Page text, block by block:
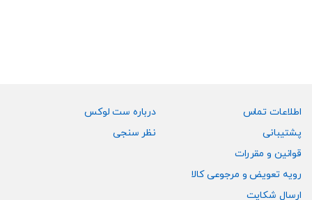
اطلاعات تماس
پشتیبانی
قوانین و مقررات
رویه تعویض و مرجوعی کالا
ارسال شکایت
درباره ست لوکس
نظر سنجی